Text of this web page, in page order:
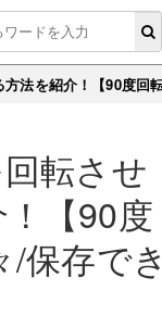
法を紹介！【90度回
転させ
【90度
/保存で